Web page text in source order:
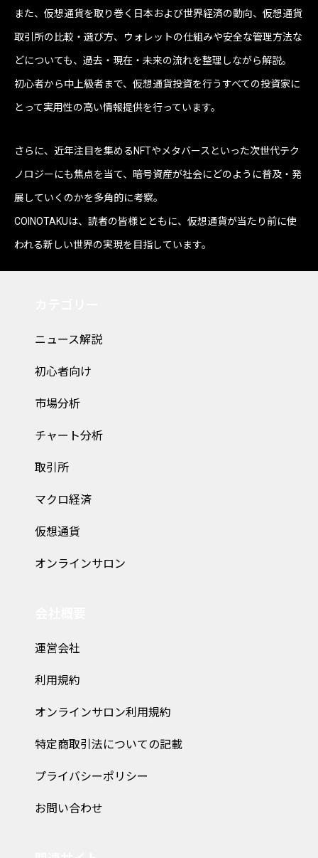
また、仮想通貨を取り巻く日本および世界経済の動向、仮想通貨
取引所の比較・選び方、ウォレットの仕組みや安全な管理方法な
どについても、過去・現在・未来の流れを整理しながら解説。
初心者から中上級者まで、仮想通貨投資を行うすべての投資家に
とって実用性の高い情報提供を行っています。
さらに、近年注目を集めるNFTやメタバースといった次世代テク
ノロジーにも焦点を当て、暗号資産が社会にどのように普及・発
展していくのかを多角的に考察。
COINOTAKUは、読者の皆様とともに、仮想通貨が当たり前に使
われる新しい世界の実現を目指しています。
ニュース解説
初心者向け
市場分析
チャート分析
取引所
マクロ経済
仮想通貨
オンラインサロン
運営会社
利用規約
オンラインサロン利用規約
特定商取引法についての記載
プライバシーポリシー
お問い合わせ